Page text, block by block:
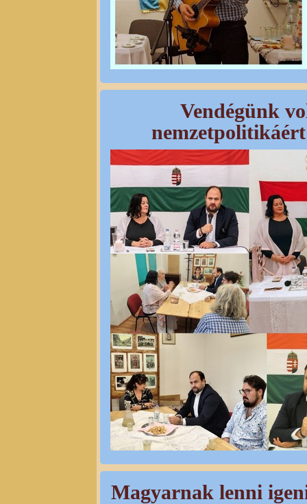
Vendégünk
Magyarnak lenni